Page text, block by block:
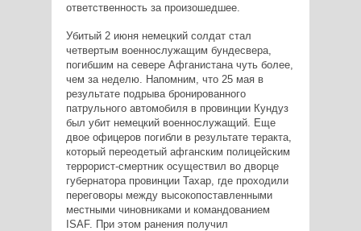
ответственность за произошедшее.
Убитый 2 июня немецкий солдат стал
четвертым военнослужащим бундесвера,
погибшим на севере Афганистана чуть более,
чем за неделю. Напомним, что 25 мая в
результате подрыва бронированного
патрульного автомобиля в провинции Кундуз
был убит немецкий военнослужащий. Еще
двое офицеров погибли в результате теракта,
который переодетый афганским полицейским
террорист-смертник осуществил во дворце
губернатора провинции Тахар, где проходили
переговоры между высокопоставленными
местными чиновниками и командованием
ISAF. При этом ранения получил